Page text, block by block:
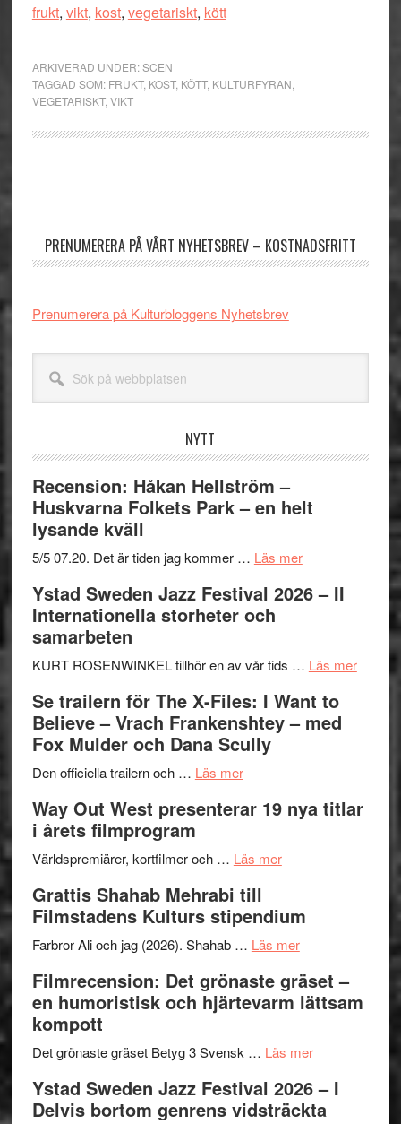
frukt, vikt, kost, vegetariskt, kött
ARKIVERAD UNDER:SCEN
TAGGAD SOM: FRUKT, KOST, KÖTT, KULTURFYRAN
VEGETARISKT, VIKT
PRENUMERERA PÅ VÅRT NYHETSBREV – KOSTNADSFRITT
Prenumerera på Kulturbloggens Nyhetsbrev
webbplatsen
NYTT
Recension: Håkan Hellström –
Huskvarna Folkets Park – en helt
lysande kväll
5/5 07.20. Det är tiden jag kommer … Läs merom
Håkan
Huskvarna
Park
–
kväll
Ystad Sweden Jazz Festival 2026 – II
Internationella storheter och
samarbeten
KURT ROSENWINKEL tillhör en av vår tids … Läs merom
II
Se trailern för The X-Files: I Want to
Believe – Vrach Frankenshtey – med
Fox Mulder och Dana Scully
Den officiella trailern och … Läs merom
trailern
The
Files:
I
Want
Believe
–
Frankenshtey
med
Fox
Way Out West presenterar 19 nya titlar
i årets filmprogram
Världspremiärer, kortfilmer och … Läs merom
West
presenterar
nya
titlar
årets
Grattis Shahab Mehrabi till
Filmstadens Kulturs stipendium
Farbror Ali och jag (2026). Shahab … Läs merom
Shahab
Mehrabi
Filmstadens
stipendium
Filmrecension: Det grönaste gräset –
en humoristisk och hjärtevarm lättsam
kompott
Det grönaste gräset Betyg 3 Svensk … Läs merom
Det
grönaste
Ystad Sweden Jazz Festival 2026 – I
Delvis bortom genrens vidsträckta